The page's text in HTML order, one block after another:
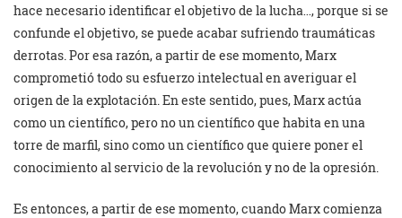
hace necesario identificar el objetivo de la lucha…, porque si se
confunde el objetivo, se puede acabar sufriendo traumáticas
derrotas. Por esa razón, a partir de ese momento, Marx
comprometió todo su esfuerzo intelectual en averiguar el
origen de la explotación. En este sentido, pues, Marx actúa
como un científico, pero no un científico que habita en una
torre de marfil, sino como un científico que quiere poner el
conocimiento al servicio de la revolución y no de la opresión.
Es entonces, a partir de ese momento, cuando Marx comienza